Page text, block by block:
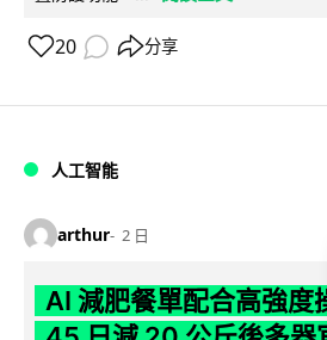
20 分享
人工智能
arthur 2 日
AI 減肥餐單配合高強度